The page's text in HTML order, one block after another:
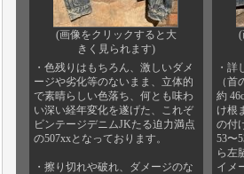
(画像をクリックすると大
きく見られます)
・色残りはもちろん、激しいダメ
ージや劣化等のないまま、立体的
で素晴らしい色落ち、何とも味わ
い深い経年変化を遂げた、これぞ
ビンテージデニムJKたる迫力満点
の507xxとなっております。
・擦り切れや破れ、ダメージのな
(
・詳
（
約
け根
の付
53〜
ら左
イメ